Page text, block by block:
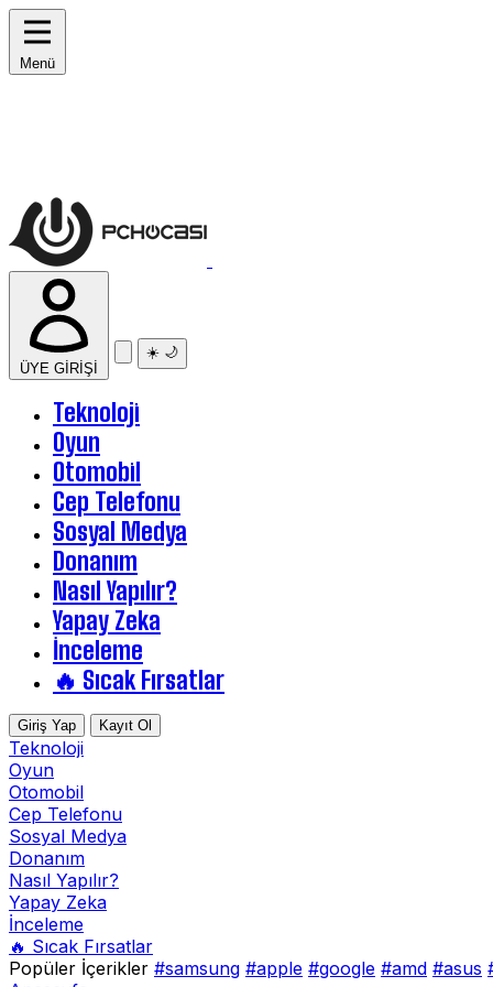
Menü
ÜYE GİRİŞİ
☀️ 🌙
Teknoloji
Oyun
Otomobil
Cep Telefonu
Sosyal Medya
Donanım
Nasıl Yapılır?
Yapay Zeka
İnceleme
🔥 Sıcak Fırsatlar
Giriş Yap Kayıt Ol
Teknoloji
Oyun
Otomobil
Cep Telefonu
Sosyal Medya
Donanım
Nasıl Yapılır?
Yapay Zeka
İnceleme
🔥 Sıcak Fırsatlar
Popüler İçerikler #samsung #apple #google #amd #asus